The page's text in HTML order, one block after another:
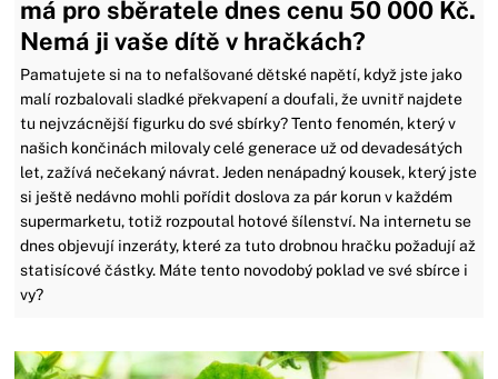
má pro sběratele dnes cenu 50 000 Kč.
Nemá ji vaše dítě v hračkách?
Pamatujete si na to nefalšované dětské napětí, když jste jako
malí rozbalovali sladké překvapení a doufali, že uvnitř najdete
tu nejvzácnější figurku do své sbírky? Tento fenomén, který v
našich končinách milovaly celé generace už od devadesátých
let, zažívá nečekaný návrat. Jeden nenápadný kousek, který jste
si ještě nedávno mohli pořídit doslova za pár korun v každém
supermarketu, totiž rozpoutal hotové šílenství. Na internetu se
dnes objevují inzeráty, které za tuto drobnou hračku požadují až
statisícové částky. Máte tento novodobý poklad ve své sbírce i
vy?